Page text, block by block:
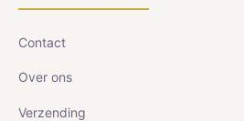
Contact
Over ons
Verzending